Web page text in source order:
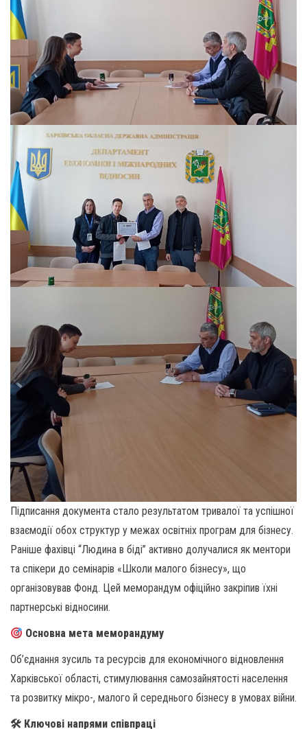
Підписання документа стало результатом тривалої та успішної
взаємодії обох структур у межах освітніх програм для бізнесу.
Раніше фахівці “Людина в біді” активно долучалися як ментори
та спікери до семінарів «Школи малого бізнесу», що
організовував Фонд. Цей меморандум офіційно закріпив їхні
партнерські відносини.
Основна мета меморандуму
Об’єднання зусиль та ресурсів для економічного відновлення
Харківської області, стимулювання самозайнятості населення
та розвитку мікро-, малого й середнього бізнесу в умовах війни.
🛠 Ключові напрями співпраці